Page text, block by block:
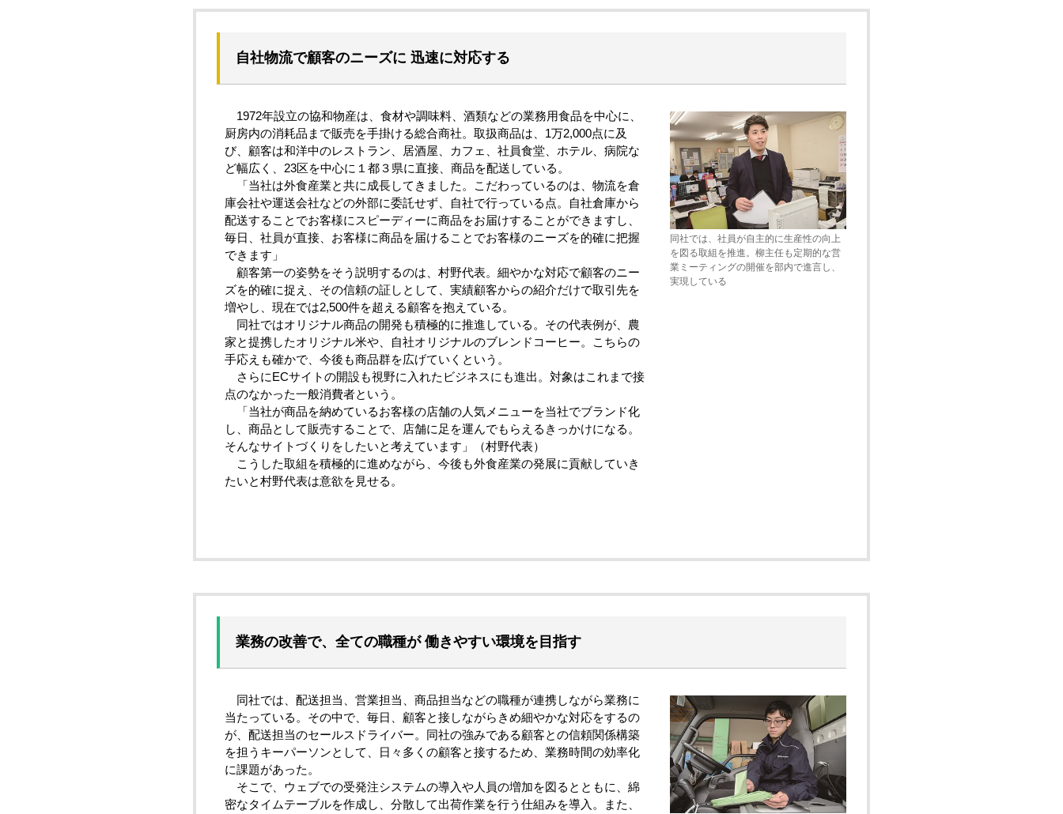
自社物流で顧客のニーズに 迅速に対応する
1972年設立の協和物産は、食材や調味料、酒類などの業務用食品を中心に、
厨房内の消耗品まで販売を手掛ける総合商社。取扱商品は、1万2,000点に及
び、顧客は和洋中のレストラン、居酒屋、カフェ、社員食堂、ホテル、病院な
ど幅広く、23区を中心に１都３県に直接、商品を配送している。
「当社は外食産業と共に成長してきました。こだわっているのは、物流を倉
庫会社や運送会社などの外部に委託せず、自社で行っている点。自社倉庫から
配送することでお客様にスピーディーに商品をお届けすることができますし、
毎日、社員が直接、お客様に商品を届けることでお客様のニーズを的確に把握
できます」
顧客第一の姿勢をそう説明するのは、村野代表。細やかな対応で顧客のニー
ズを的確に捉え、その信頼の証しとして、実績顧客からの紹介だけで取引先を
増やし、現在では2,500件を超える顧客を抱えている。
同社ではオリジナル商品の開発も積極的に推進している。その代表例が、農
家と提携したオリジナル米や、自社オリジナルのブレンドコーヒー。こちらの
手応えも確かで、今後も商品群を広げていくという。
さらにECサイトの開設も視野に入れたビジネスにも進出。対象はこれまで接
点のなかった一般消費者という。
「当社が商品を納めているお客様の店舗の人気メニューを当社でブランド化
し、商品として販売することで、店舗に足を運んでもらえるきっかけになる。
そんなサイトづくりをしたいと考えています」（村野代表）
こうした取組を積極的に進めながら、今後も外食産業の発展に貢献していき
たいと村野代表は意欲を見せる。
同社では、社員が自主的に生産性の向上
を図る取組を推進。柳主任も定期的な営
業ミーティングの開催を部内で進言し、
実現している
業務の改善で、全ての職種が 働きやすい環境を目指す
同社では、配送担当、営業担当、商品担当などの職種が連携しながら業務に
当たっている。その中で、毎日、顧客と接しながらきめ細やかな対応をするの
が、配送担当のセールスドライバー。同社の強みである顧客との信頼関係構築
を担うキーパーソンとして、日々多くの顧客と接するため、業務時間の効率化
に課題があった。
そこで、ウェブでの受発注システムの導入や人員の増加を図るとともに、綿
密なタイムテーブルを作成し、分散して出荷作業を行う仕組みを導入。また、